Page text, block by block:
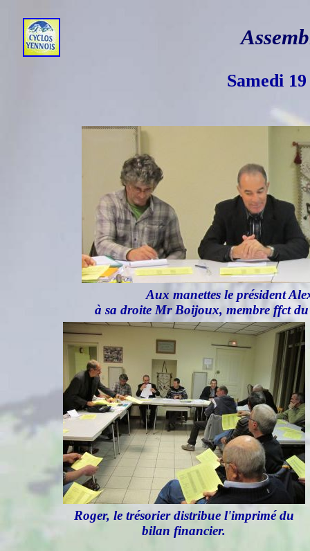
Samedi
Aux manettes le président
à sa droite Mr Boijoux, membre ffct
Roger, le trésorier distribue l'imprimé du
bilan financier.